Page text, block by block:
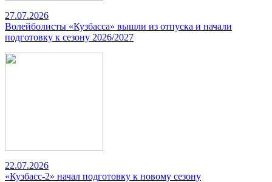
27.07.2026
Волейболисты «Кузбасса» вышли из отпуска и начали
подготовку к сезону 2026/2027
22.07.2026
«Кузбасс-2» начал подготовку к новому сезону